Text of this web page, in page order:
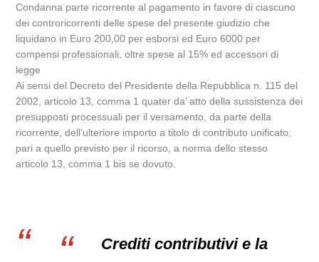
Condanna parte ricorrente al pagamento in favore di ciascuno
dei controricorrenti delle spese del presente giudizio che
liquidano in Euro 200,00 per esborsi ed Euro 6000 per
compensi professionali, oltre spese al 15% ed accessori di
legge
Ai sensi del Decreto del Presidente della Repubblica n. 115 del
2002, articolo 13, comma 1 quater da’ atto della sussistenza dei
presupposti processuali per il versamento, da parte della
ricorrente, dell’ulteriore importo a titolo di contributo unificato,
pari a quello previsto per il ricorso, a norma dello stesso
articolo 13, comma 1 bis se dovuto.
Crediti contributivi e la